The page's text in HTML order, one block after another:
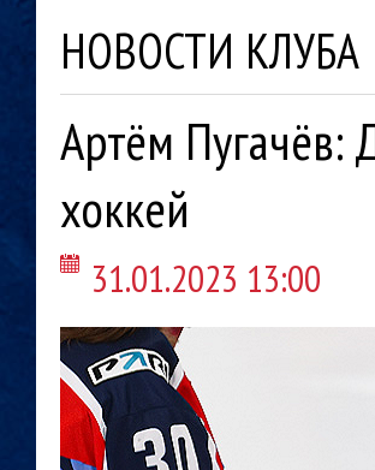
НОВОСТИ КЛУБА
Артём Пугачёв:
хоккей
31.01.2023 13:00